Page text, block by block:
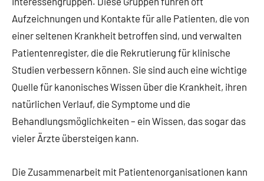
Aufzeichnungen und Kontakte für alle Patienten, die von
einer seltenen Krankheit betroffen sind, und verwalten
Patientenregister, die die Rekrutierung für klinische
Studien verbessern können. Sie sind auch eine wichtige
Quelle für kanonisches Wissen über die Krankheit, ihren
natürlichen Verlauf, die Symptome und die
Behandlungsmöglichkeiten – ein Wissen, das sogar das
vieler Ärzte übersteigen kann.
Die Zusammenarbeit mit Patientenorganisationen kann